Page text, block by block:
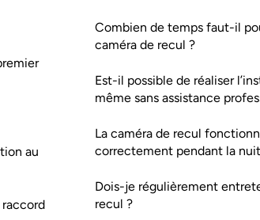
au
Combien de temps faut-il
caméra de recul ?
Est-il possible de réaliser
même sans assistance
La caméra de recul
correctement pendant la
Dois-je régulièrement
recul ?